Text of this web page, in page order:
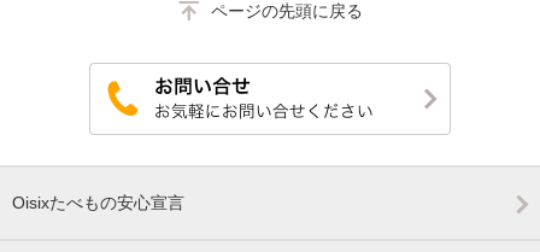
ページの先頭に戻る
Oisixたべもの安心宣言